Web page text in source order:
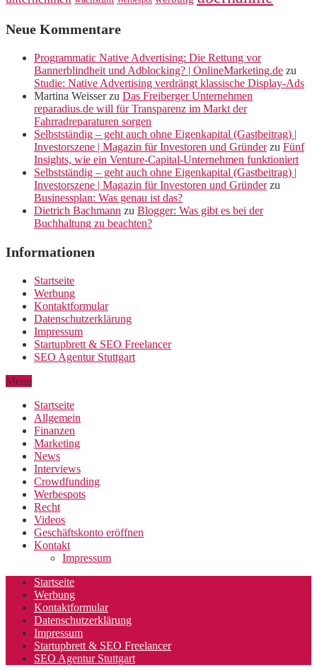
Neue Kommentare
Programmatic Native Advertising: Die Rettung vor
Bannerblindheit und Adblocking? | OnlineMarketing.de zu
Studie: Native Advertising verdrängt klassische Display-Ads
Martina Weisserzu Das Freiberger Unternehmen
reparadius.de will für Transparenz im Markt der
Fahrradreparaturen sorgen
Selbstständig – geht auch ohne Eigenkapital (Gastbeitrag) |
Investorszene | Magazin für Investoren und Gründerzu Fünf
Insights, wie ein Venture-Capital-Unternehmen funktioniert
Selbstständig – geht auch ohne Eigenkapital (Gastbeitrag) |
Investorszene | Magazin für Investoren und Gründerzu
Businessplan: Was genau ist das?
Dietrich Bachmann zu Blogger: Was gibt es bei der
Buchhaltung zu beachten?
Informationen
Startseite
Werbung
Kontaktformular
Datenschutzerklärung
Impressum
Startupbrett & SEO Freelancer
SEO Agentur Stuttgart
Menu
Startseite
Allgemein
Finanzen
Marketing
News
Interviews
Crowdfunding
Werbespots
Recht
Videos
Geschäftskonto eröffnen
Kontakt
Impressum
Startseite
Werbung
Kontaktformular
Datenschutzerklärung
Impressum
Startupbrett & SEO Freelancer
SEO Agentur Stuttgart